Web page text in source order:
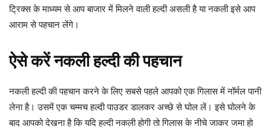
ट्रिक्स के माध्यम से आप बाजार में मिलने वाली हल्दी असली है या नकली इसे आप
आराम से पहचान लेंगे।
ऐसे करें नकली हल्दी की पहचान
नकली हल्दी की पहचान करने के लिए सबसे पहले आपको एक गिलास में नॉर्मल पानी
लेना है। उसमें एक चम्मच हल्दी पाउडर डालकर अच्छे से घोल लें। इसे घोलने के
बाद आपको देखना है कि यदि हल्दी नकली होगी तो गिलास के नीचे जाकर जमा हो